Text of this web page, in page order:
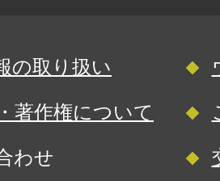
の取り扱い
著作権について
わせ